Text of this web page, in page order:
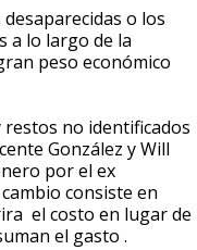
o los
a lo largo de la
peso económico
restos no identificados
González y Will
por el ex
consiste en
el costo en lugar de
el gasto .